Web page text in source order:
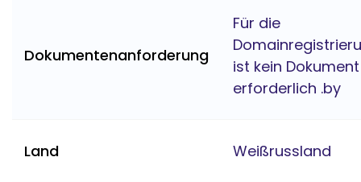
Dokumentenanforderung
Für die
ist kein Dokument
erforderlich .by
Land Weißrussland